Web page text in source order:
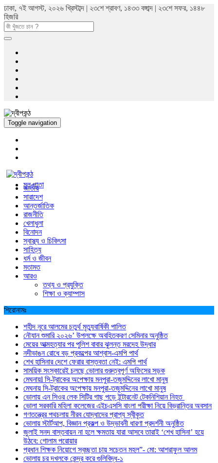
ঢাকা, ৭ই আগস্ট, ২০২৬ খ্রিস্টাব্দ | ২৩শে শ্রাবণ, ১৪৩৩ বঙ্গাব্দ | ২৩শে সফর, ১৪৪৮
হিজরি
Toggle navigation
মুল পাতা
জাতীয়
সারাদেশ
আন্তর্জাতিক
রাজনীতি
খেলাধুলা
বিনোদন
স্বাস্থ্য ও চিকিৎসা
সাহিত্য
ধর্ম ও জীবন
মতামত
আরও
তথ্য ও প্রযুক্তি
শিক্ষা ও ক্যাম্পাস
শিরোনামঃ
শহীদ নূরে আলমের চতুর্থ মৃত্যুবার্ষিকী পালিত
নৌযান শুমারি ২০২৬’ উপলক্ষে অবহিতকরণ সেমিনার অনুষ্ঠিত
মেয়ের আত্মহত্যার পর পুলিশ বাবার ঝুলন্ত মরদেহ উদ্ধার
নদীভাঙন রোধে বড় প্রকল্পের আশ্বাস-এমপি পার্থ
শেখ হাসিনার দেশে ফেরার বাস্তবতা নেই: এমপি পার্থ
সাময়িক সংস্কারেই চলছে ভোলার গুরুত্বপূর্ণ অফিসের সড়ক
মেঘনায়l সি-ট্রাকের অপেক্ষায় মনপুরা-তজুমদ্দিনের লাখো মানুষ
মেঘনায় সি-ট্রাকের অপেক্ষায় মনপুরা-তজুমদ্দিনের লাখো মানুষ
ভোলায় এন সিওর লেক সিটির গাছ পড়ে ইন্টারনেট টেকনিশিয়ান নিহত
ভোলা সরকারি মহিলা কলেজের এইচএসসি বাংলা পরীক্ষা নিয়ে বিভ্রান্তির অবসান
গণতন্ত্রের পথচলায় নীরব যোদ্ধাদের প্রাপ্য স্বীকৃত
ভোলায় স্টার্টআপ, বিজ্ঞান প্রকল্প ও উদ্ভাবনী ধারণা প্রদর্শনী অনুষ্ঠিত
জুলাই সনদ বাস্তবায়ন না হলে ক্ষমতায় যারা আসবে তারাই ‘শেখ হাসিনা’ হয়ে
উঠবে: গোলাম পরোয়ার
প্রধান শিক্ষক নিয়োগে স্বচ্ছতা চায় সচেতন মহল”- মো: আশরাফুল আলম
ভোলায় চর দখলকে কেন্দ্র করে গুলিবিদ্ধ-১